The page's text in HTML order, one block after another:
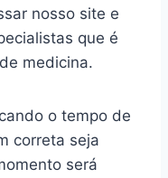
nosso site e
que é
medicina.
o tempo de
correta seja
será